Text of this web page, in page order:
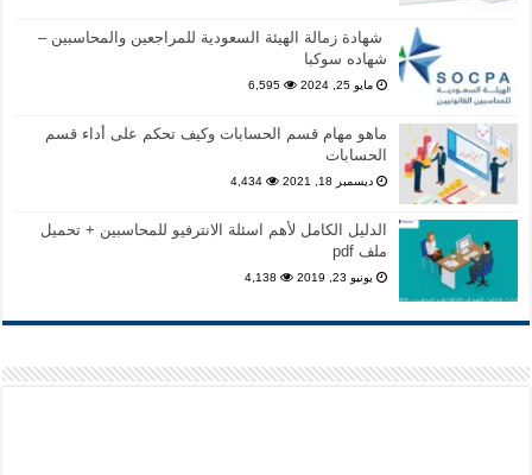
شهادة زمالة الهيئة السعودية للمراجعين والمحاسبين –
شهاده سوكبا
مايو 25, 2024 6,595
ماهو مهام قسم الحسابات وكيف تحكم على أداء قسم
الحسابات
ديسمبر 18, 2021 4,434
الدليل الكامل لأهم اسئلة الانترفيو للمحاسبين + تحميل
ملف pdf
يونيو 23, 2019 4,138